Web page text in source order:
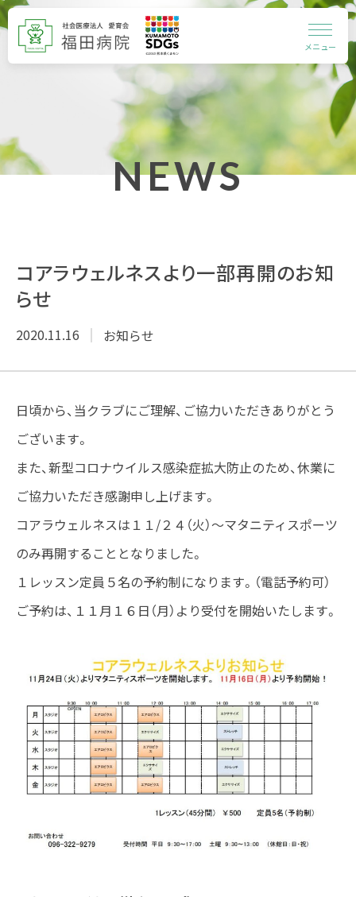
メニュー
NEWS
コアラウェルネスより一部再開のお知
らせ
2020.11.16 お知らせ
日頃から、当クラブにご理解、ご協力いただきありがとう
ございます。
また、新型コロナウイルス感染症拡大防止のため、休業に
ご協力いただき感謝申し上げます。
コアラウェルネスは１１/２４（火）～マタニティスポーツ
のみ再開することとなりました。
１レッスン定員５名の予約制になります。（電話予約可）
ご予約は、１１月１６日（月）より受付を開始いたします。